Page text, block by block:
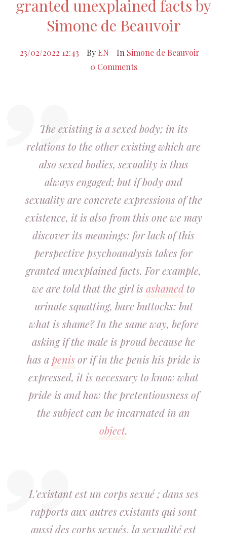
granted unexplained facts by
Simone de Beauvoir
23/02/2022 12:43 By EN In Simone de Beauvoir
0 Comments
The existing is a sexed body; in its
relations to the other existing which are
also sexed bodies, sexuality is thus
always engaged; but if body and
sexuality are concrete expressions of the
existence, it is also from this one we may
discover its meanings: for lack of this
perspective psychoanalysis takes for
granted unexplained facts. For example,
we are told that the girl isashamedto
urinate squatting, bare buttocks: but
what is shame? In the same way, before
asking if the male is proud because he
has apenisor if in the penis his pride is
expressed, it is necessary to know what
pride is and how the pretentiousness of
the subject can be incarnated in an
object.
L’existant est un corps sexué ; dans ses
rapports aux autres existants qui sont
aussi des corps sexués, la sexualité est